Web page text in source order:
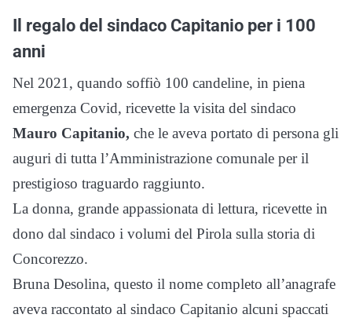
Il regalo del sindaco Capitanio per i 100
anni
Nel 2021, quando soffiò 100 candeline, in piena
emergenza Covid, ricevette la visita del sindaco
Mauro Capitanio, che le aveva portato di persona gli
auguri di tutta l’Amministrazione comunale per il
prestigioso traguardo raggiunto.
La donna, grande appassionata di lettura, ricevette in
dono dal sindaco i volumi del Pirola sulla storia di
Concorezzo.
Bruna Desolina, questo il nome completo all’anagrafe
aveva raccontato al sindaco Capitanio alcuni spaccati